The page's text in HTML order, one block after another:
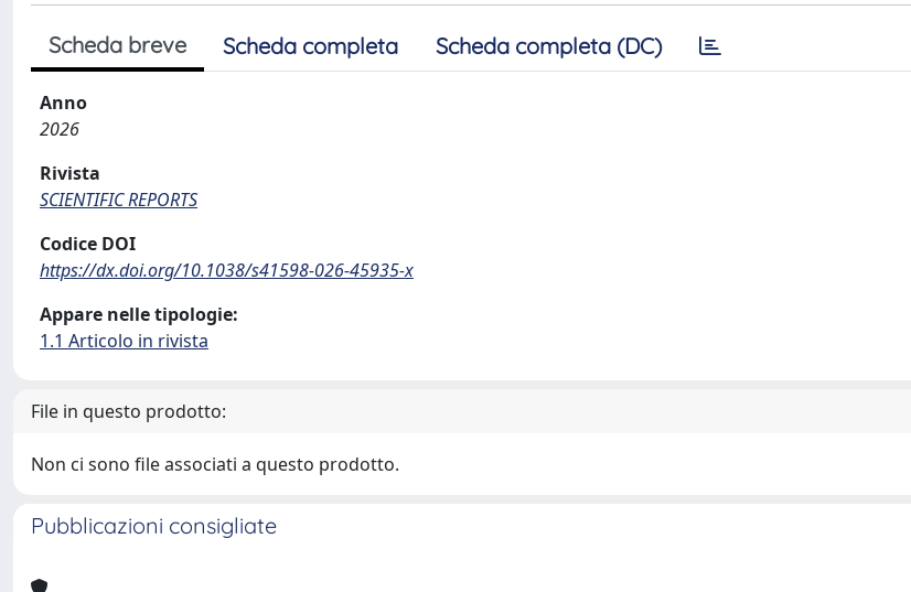
Scheda breve Scheda completa Scheda completa (DC)
Anno
2026
Rivista
SCIENTIFIC REPORTS
Codice DOI
https://dx.doi.org/10.1038/s41598-026-45935-x
Appare nelle tipologie:
1.1 Articolo in rivista
File in questo prodotto:
Non ci sono file associati a questo prodotto.
Pubblicazioni consigliate